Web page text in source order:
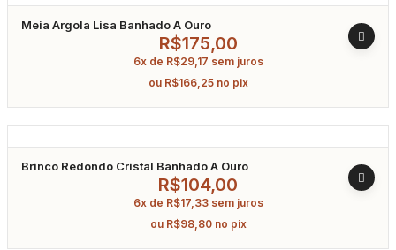
Meia Argola Lisa Banhado A Ouro
R$175,00
6x de R$29,17 sem juros
ou R$166,25 no pix
Brinco Redondo Cristal Banhado A Ouro
R$104,00
6x de R$17,33 sem juros
ou R$98,80 no pix